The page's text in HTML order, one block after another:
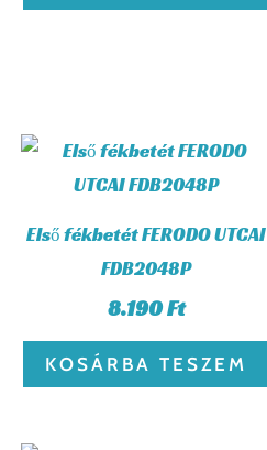
Első fékbetét FERODO UTCAI
FDB2048P
8.190Ft
KOSÁRBA TESZEM